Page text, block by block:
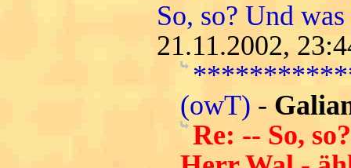
So, so? Und
21.11.2002,
(owT) -
Re: -- So,